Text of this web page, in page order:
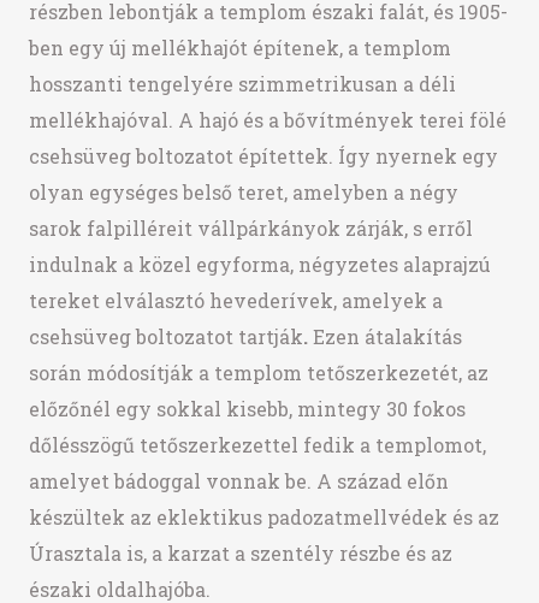
részben lebontják a templom északi falát, és 1905-
ben egy új mellékhajót építenek, a templom
hosszanti tengelyére szimmetrikusan a déli
mellékhajóval. A hajó és a bővítmények terei fölé
csehsüveg boltozatot építettek. Így nyernek egy
olyan egységes belső teret, amelyben a négy
sarok falpilléreit vállpárkányok zárják, s erről
indulnak a közel egyforma, négyzetes alaprajzú
tereket elválasztó hevederívek, amelyek a
csehsüveg boltozatot tartják.Ezen átalakítás
során módosítják a templom tetőszerkezetét, az
előzőnél egy sokkal kisebb, mintegy 30 fokos
dőlésszögű tetőszerkezettel fedik a templomot,
amelyet bádoggal vonnak be. A század előn
készültek az eklektikus padozatmellvédek és az
Úrasztala is, a karzat a szentély részbe és az
északi oldalhajóba.